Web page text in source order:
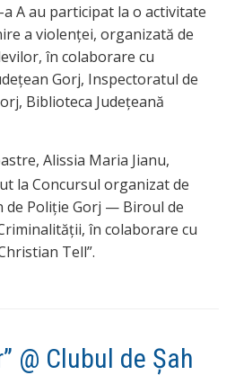
a A au participat la o activitate
a violenței, organizată de
în colaborare cu
Gorj, Inspectoratul de
Biblioteca Județeană
Alissia Maria Jianu,
la Concursul organizat de
de Poliție Gorj — Biroul de
în colaborare cu
Tell”.
@ Clubul de Șah